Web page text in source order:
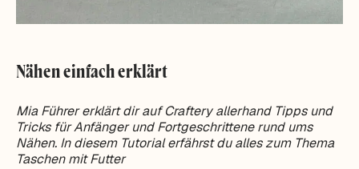
Nähen einfach erklärt
Mia Führer erklärt dir auf Craftery allerhand Tipps und
Tricks für Anfänger und Fortgeschrittene rund ums
Nähen. In diesem Tutorial erfährst du alles zum Thema
Taschen mit Futter